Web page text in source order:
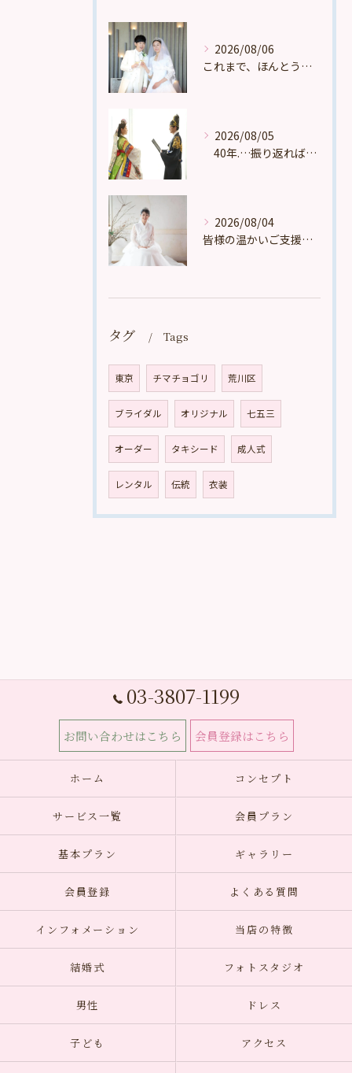
2026/08/06
これまで、ほんとうに多くの、たくさんの、数え切れないほどのお...
2026/08/05
40年.…振り返ればほんとうに多くの、たくさんの、数え切れ...
2026/08/04
皆様の温かいご支援の賜物と心より感謝申し上げます。
タグ Tags
東京 チマチョゴリ 荒川区
ブライダル オリジナル 七五三
オーダー タキシード 成人式
レンタル 伝統 衣装
03-3807-1199
お問い合わせはこちら 会員登録はこちら
ホーム コンセプト
サービス一覧 会員プラン
基本プラン ギャラリー
会員登録 よくある質問
インフォメーション 当店の特徴
結婚式 フォトスタジオ
男性 ドレス
子ども アクセス